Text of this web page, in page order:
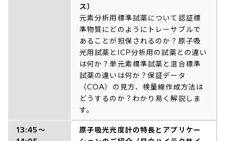
ス）
元素分析用標準試薬について認証標
準物質にどのようにトレーサブルで
あることが担保されるのか？原子吸
光用試薬とICP分析用の試薬との違い
は何か？単元素標準試薬と混合標準
試薬の違いは何か？保証データ
（COA）の見方、検量線作成方法は
どうするのか？わかり易く解説しま
す。
13:45～
原子吸光光度計の特長とアプリケー